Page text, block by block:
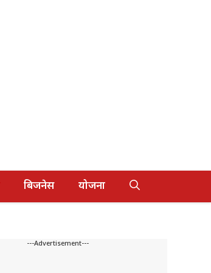
बिजनेस योजना
---Advertisement---